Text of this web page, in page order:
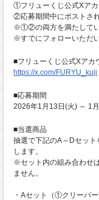
①フリューくじ公式Xアカ
②応募期間中にポストさ
※①②の両方を満たしてい
※すでにフォローいただ
■フリューくじ公式Xアカ
https://x.com/FURYU_kuji
■応募期間
2026年1月13日(火) ～ 1
■当選商品
抽選で下記のA～Dセッ
します。
※セット内の組み合わせ
ません。
・Aセット（①クリーパ